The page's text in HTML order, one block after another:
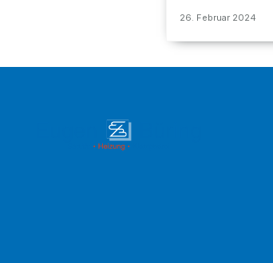
26. Februar 2024